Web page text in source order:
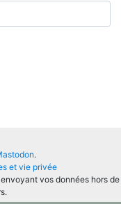
.
et vie privée
vos données hors de